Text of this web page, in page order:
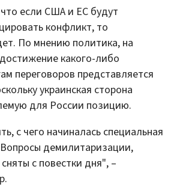
если США и ЕС будут
конфликт, то
По мнению политика, на
какого-либо
переговоров представляется
украинская сторона
для России позицию.
с чего начиналась специальная
демилитаризации,
с повестки дня", –